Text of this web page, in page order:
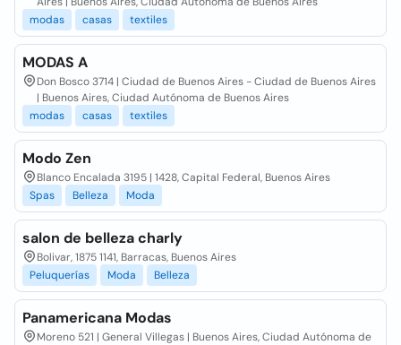
modas
casas textiles
MODAS A
Don Bosco 3714 | Ciudad de Buenos Aires - Ciudad de Buenos Aires
| Buenos Aires, Ciudad Autónoma de Buenos Aires
modas
casas textiles
Modo Zen
Blanco Encalada 3195 | 1428, Capital Federal, Buenos Aires
Spas
Belleza Moda
salon de belleza charly
Bolivar, 1875 1141, Barracas, Buenos Aires
Peluquerías
Moda Belleza
Panamericana Modas
Moreno 521 | General Villegas | Buenos Aires, Ciudad Autónoma de